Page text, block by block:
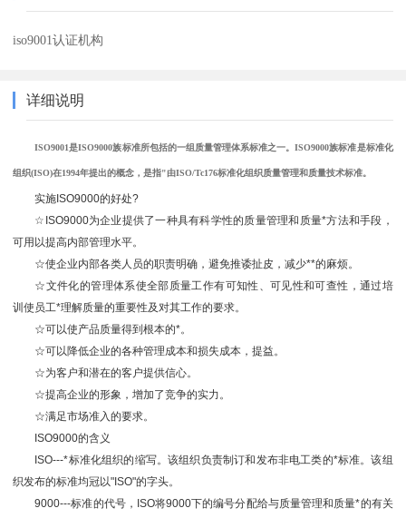
iso9001认证机构
详细说明
ISO9001是ISO9000族标准所包括的一组质量管理体系标准之一。ISO9000族标准是标准化
组织(ISO)在1994年提出的概念，是指"由ISO/Tc176标准化组织质量管理和质量技术标准。
实施ISO9000的好处?
☆ISO9000为企业提供了一种具有科学性的质量管理和质量*方法和手段，
可用以提高内部管理水平。
☆使企业内部各类人员的职责明确，避免推诿扯皮，减少**的麻烦。
☆文件化的管理体系使全部质量工作有可知性、可见性和可查性，通过培
训使员工*理解质量的重要性及对其工作的要求。
☆可以使产品质量得到根本的*。
☆可以降低企业的各种管理成本和损失成本，提益。
☆为客户和潜在的客户提供信心。
☆提高企业的形象，增加了竞争的实力。
☆满足市场准入的要求。
ISO9000的含义
ISO---*标准化组织的缩写。该组织负责制订和发布非电工类的*标准。该组
织发布的标准均冠以"ISO"的字头。
9000---标准的代号，ISO将9000下的编号分配给与质量管理和质量*的有关